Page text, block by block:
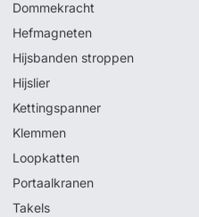
Dommekracht
Hefmagneten
Hijsbanden stroppen
Hijslier
Kettingspanner
Klemmen
Loopkatten
Portaalkranen
Takels